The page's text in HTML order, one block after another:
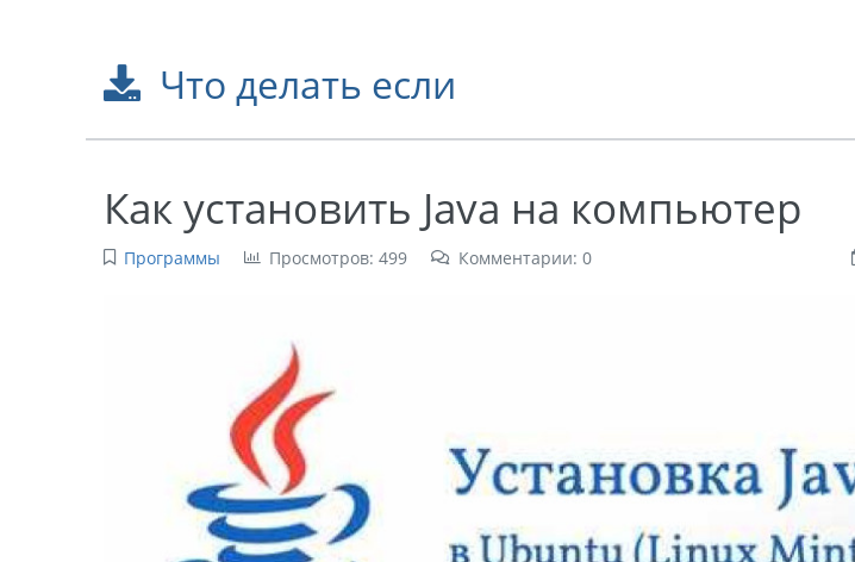
Что делать если
Как установить Java на компьютер
Программы Просмотров: 499 Комментарии: 0